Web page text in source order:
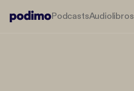
PodcastsAudiolibros